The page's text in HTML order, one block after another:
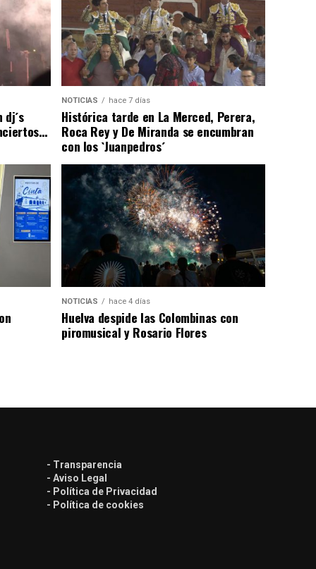
NOTICIAS hace 7 días
Histórica tarde en La Merced, Perera,
Roca Rey y De Miranda se encumbran
con los `Juanpedros´
NOTICIAS hace 4 días
Huelva despide las Colombinas con
piromusical y Rosario Flores
- Transparencia
- Aviso Legal
- Política de Privacidad
- Política de cookies